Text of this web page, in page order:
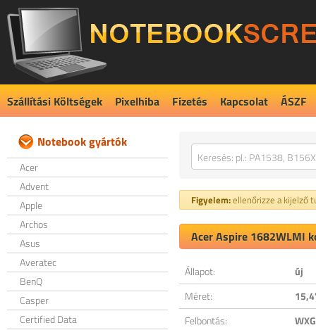
Szállítási Költségek Pixelhiba Fizetés Kapcsolat ÁSZF
Notebook gyártók
Acer
Advent
Apple
Archos
Asus
Averatec
BenQ
Casper
Certified Data
Figyelem:ellenőrizze a kijelző
Acer Aspire 1682WLMI
Állapot:
új
Méret:
Felbontás: